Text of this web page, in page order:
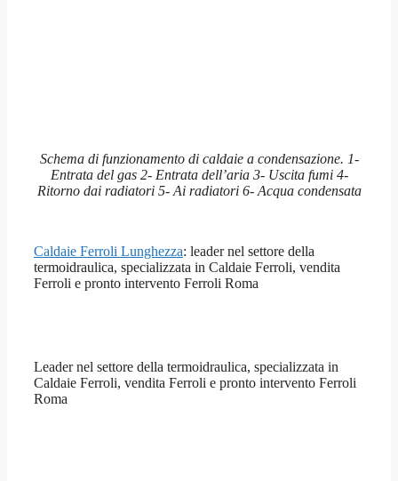
Schema di funzionamento di caldaie a condensazione. 1-
Entrata del gas 2- Entrata dell’aria 3- Uscita fumi 4-
Ritorno dai radiatori 5- Ai radiatori 6- Acqua condensata
Caldaie Ferroli Lunghezza: leader nel settore della
termoidraulica, specializzata in Caldaie Ferroli, vendita
Ferroli e pronto intervento Ferroli Roma
Leader nel settore della termoidraulica, specializzata in
Caldaie Ferroli, vendita Ferroli e pronto intervento Ferroli
Roma